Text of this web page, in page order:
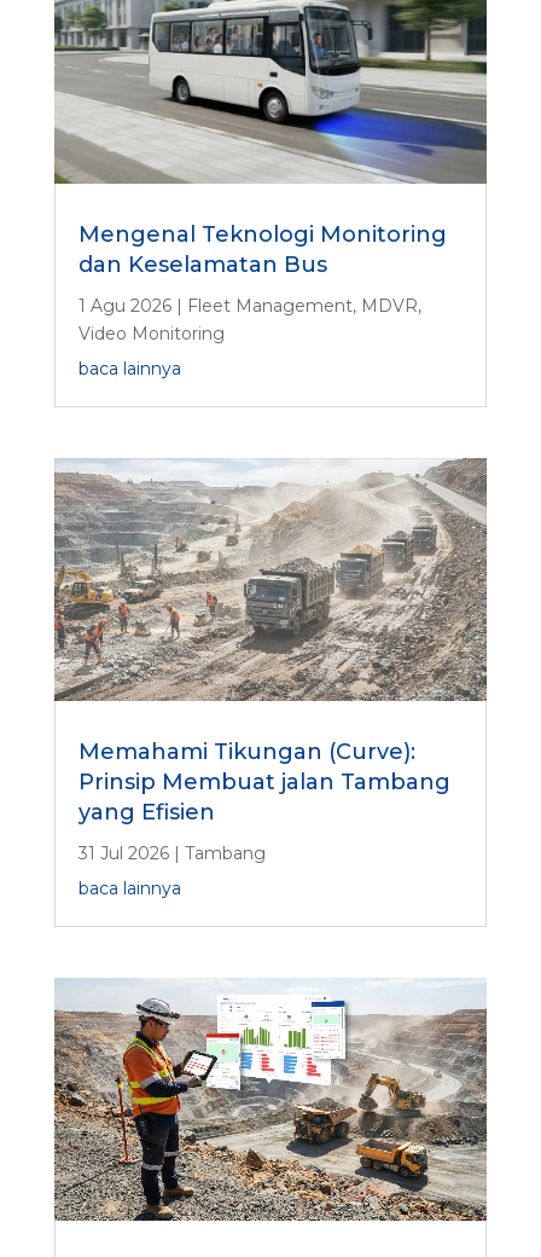
Mengenal Teknologi Monitoring
dan Keselamatan Bus
1 Agu 2026| Fleet Management, MDVR,
Video Monitoring
baca lainnya
Memahami Tikungan (Curve):
Prinsip Membuat jalan Tambang
yang Efisien
31 Jul 2026| Tambang
baca lainnya